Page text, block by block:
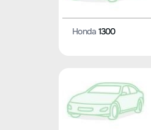
Honda 1300